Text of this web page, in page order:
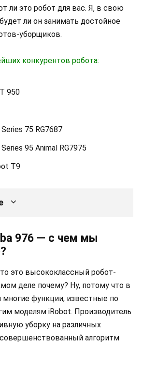
ли это робот для вас. Я, в свою
ли он занимать достойное
уборщиков.
конкурентов робота:
950
75 RG7687
95 Animal RG7975
T9
976 — с чем мы
это высококлассный робот-
деле почему? Ну, потому что в
многие функции, известные по
моделям iRobot. Производитель
уборку на различных
алгоритм